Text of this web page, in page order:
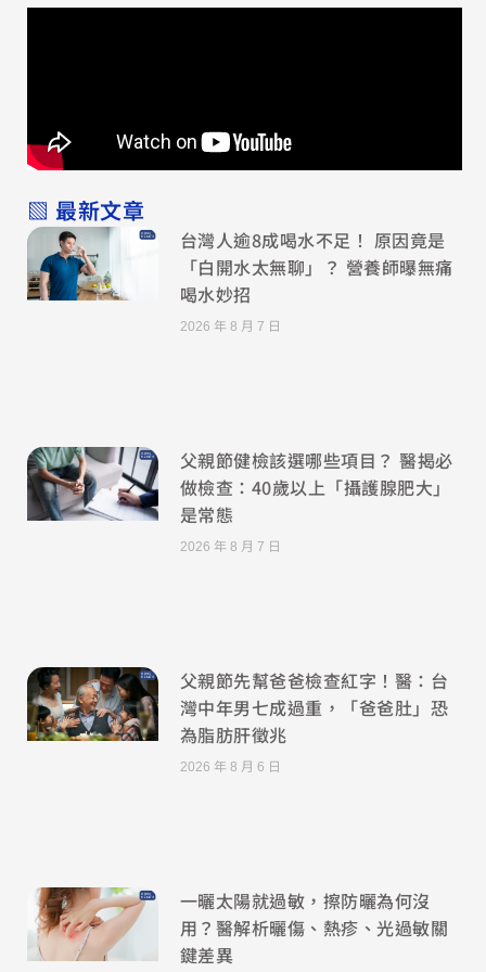
▧ 最新文章
台灣人逾8成喝水不足！ 原因竟是
「白開水太無聊」？ 營養師曝無痛
喝水妙招
2026 年 8 月 7 日
父親節健檢該選哪些項目？ 醫揭必
做檢查：40歲以上「攝護腺肥大」
是常態
2026 年 8 月 7 日
父親節先幫爸爸檢查紅字！醫：台
灣中年男七成過重，「爸爸肚」恐
為脂肪肝徵兆
2026 年 8 月 6 日
一曬太陽就過敏，擦防曬為何沒
用？醫解析曬傷、熱疹、光過敏關
鍵差異